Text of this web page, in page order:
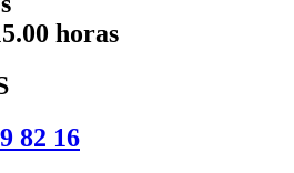
horas
82 16